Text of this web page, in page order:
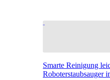
Smarte Reinigung
Roboterstaubsauger